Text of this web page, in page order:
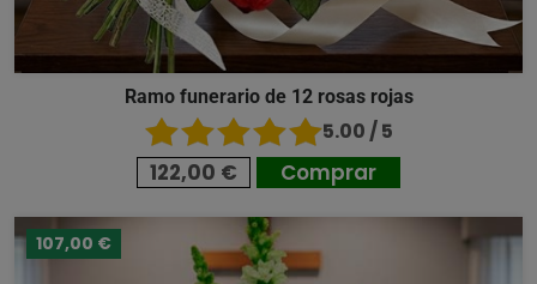
Ramo funerario de 12 rosas rojas
5.00 / 5
122,00 € Comprar
107,00 €